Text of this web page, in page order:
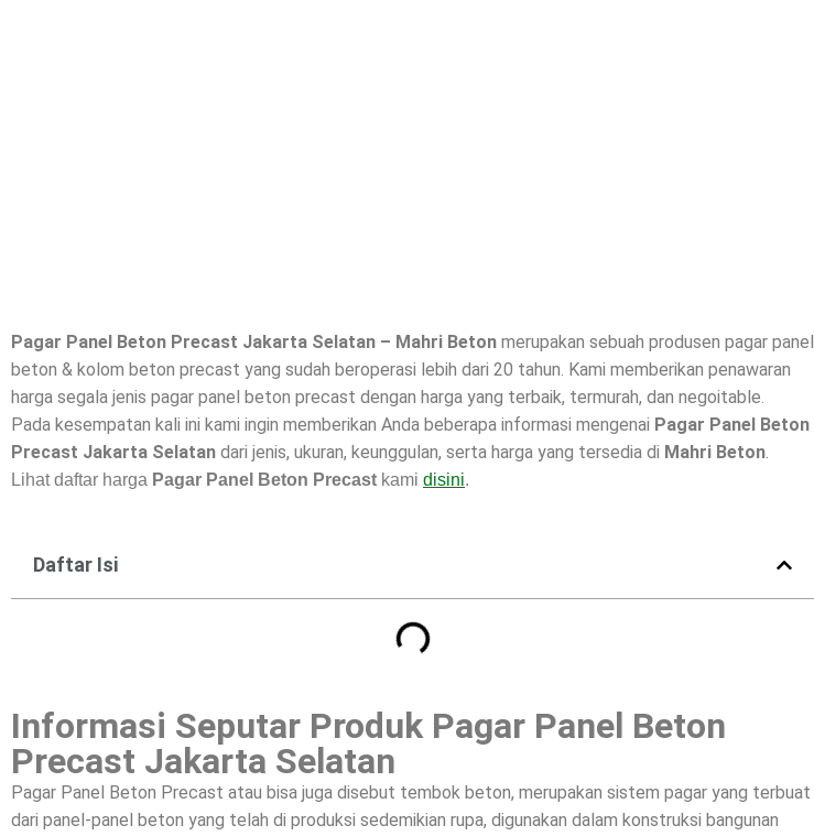
Pagar Panel Beton Precast Jakarta Selatan – Mahri Beton merupakan sebuah produsen pagar panel
beton & kolom beton precast yang sudah beroperasi lebih dari 20 tahun. Kami memberikan penawaran
harga segala jenis pagar panel beton precast dengan harga yang terbaik, termurah, dan negoitable.
Pada kesempatan kali ini kami ingin memberikan Anda beberapa informasi mengenai Pagar Panel Beton
Precast Jakarta Selatan dari jenis, ukuran, keunggulan, serta harga yang tersedia di Mahri Beton.
Lihat daftar harga Pagar Panel Beton Precast kami disini.
Daftar Isi
Informasi Seputar Produk Pagar Panel Beton
Precast Jakarta Selatan
Pagar Panel Beton Precast atau bisa juga disebut tembok beton, merupakan sistem pagar yang terbuat
dari panel-panel beton yang telah di produksi sedemikian rupa, digunakan dalam konstruksi bangunan